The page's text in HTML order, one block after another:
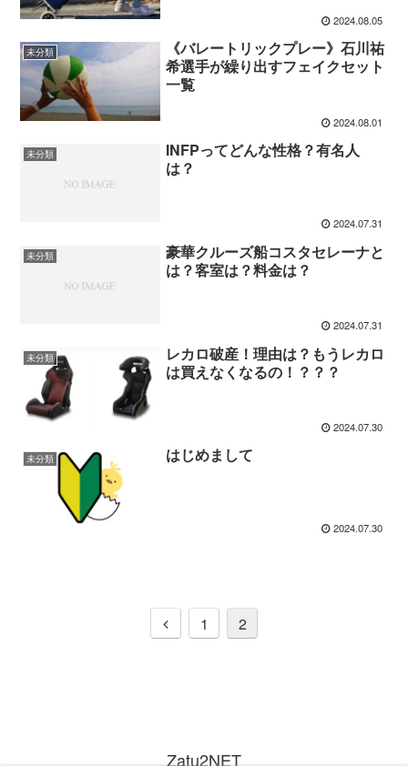
2024.08.05
未分類
《バレートリックプレー》石川祐
希選手が繰り出すフェイクセット
一覧
2024.08.01
未分類
INFPってどんな性格？有名人
は？
2024.07.31
未分類
豪華クルーズ船コスタセレーナと
は？客室は？料金は？
2024.07.31
未分類
レカロ破産！理由は？もうレカロ
は買えなくなるの！？？？
2024.07.30
未分類 はじめまして
2024.07.30
前
1 2
Zatu2NET